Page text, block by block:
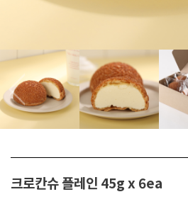
크로칸슈 플레인 45g x 6ea